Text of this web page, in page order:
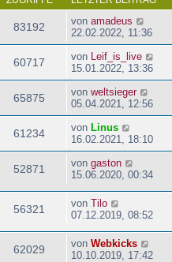
83192 von amadeus
22.02.2022, 11:36
60717 von
Leif_is_live
15.01.2022, 13:36
65875 von weltsieger
05.04.2021, 12:56
61234 von Linus
16.02.2021, 18:10
52871 von gaston
15.06.2020, 00:34
56321 von Tilo
07.12.2019, 08:52
62029 von Webkicks
10.10.2019, 17:42